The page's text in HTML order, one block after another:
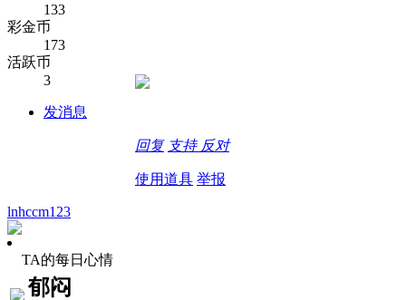
133
彩金币
173
活跃币
3
发消息
回复 支持 反对
使用道具 举报
lnhccm123
TA的每日心情
郁闷